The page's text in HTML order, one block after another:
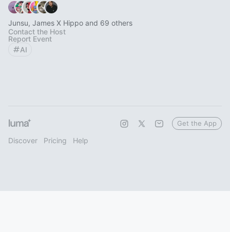
Junsu, James X Hippo and 69 others
Contact the Host
Report Event
AI
Discover Pricing Help
Get the App